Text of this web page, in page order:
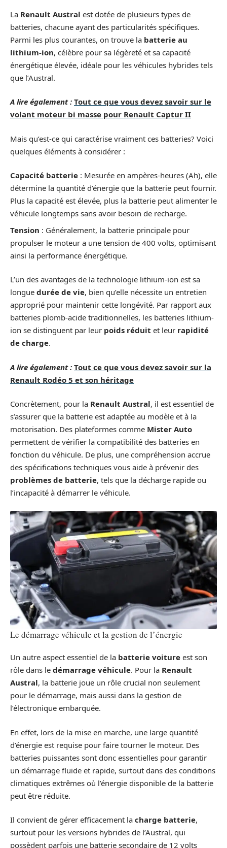
La Renault Austral est dotée de plusieurs types de
batteries, chacune ayant des particularités spécifiques.
Parmi les plus courantes, on trouve la batterie au
lithium-ion, célèbre pour sa légèreté et sa capacité
énergétique élevée, idéale pour les véhicules hybrides tels
que l’Austral.
A lire également : Tout ce que vous devez savoir sur le
volant moteur bi masse pour Renault Captur II
Mais qu’est-ce qui caractérise vraiment ces batteries? Voici
quelques éléments à considérer :
Capacité batterie : Mesurée en ampères-heures (Ah), elle
détermine la quantité d’énergie que la batterie peut fournir.
Plus la capacité est élevée, plus la batterie peut alimenter le
véhicule longtemps sans avoir besoin de recharge.
Tension : Généralement, la batterie principale pour
propulser le moteur a une tension de 400 volts, optimisant
ainsi la performance énergétique.
L’un des avantages de la technologie lithium-ion est sa
longue durée de vie, bien qu’elle nécessite un entretien
approprié pour maintenir cette longévité. Par rapport aux
batteries plomb-acide traditionnelles, les batteries lithium-
ion se distinguent par leur poids réduit et leur rapidité
de charge.
A lire également : Tout ce que vous devez savoir sur la
Renault Rodéo 5 et son héritage
Concrètement, pour la Renault Austral, il est essentiel de
s’assurer que la batterie est adaptée au modèle et à la
motorisation. Des plateformes comme Mister Auto
permettent de vérifier la compatibilité des batteries en
fonction du véhicule. De plus, une compréhension accrue
des spécifications techniques vous aide à prévenir des
problèmes de batterie, tels que la décharge rapide ou
l’incapacité à démarrer le véhicule.
Le démarrage véhicule et la gestion de l’énergie
Un autre aspect essentiel de la batterie voiture est son
rôle dans le démarrage véhicule. Pour la Renault
Austral, la batterie joue un rôle crucial non seulement
pour le démarrage, mais aussi dans la gestion de
l’électronique embarquée.
En effet, lors de la mise en marche, une large quantité
d’énergie est requise pour faire tourner le moteur. Des
batteries puissantes sont donc essentielles pour garantir
un démarrage fluide et rapide, surtout dans des conditions
climatiques extrêmes où l’énergie disponible de la batterie
peut être réduite.
Il convient de gérer efficacement la charge batterie,
surtout pour les versions hybrides de l’Austral, qui
possèdent parfois une batterie secondaire de 12 volts